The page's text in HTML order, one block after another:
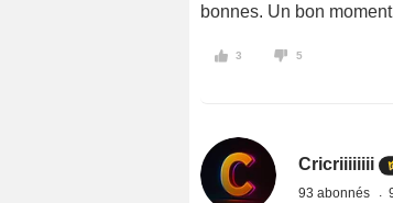
bonnes. Un bon
3 5
Cricriiiiiiii
93 abonnés